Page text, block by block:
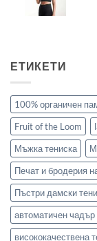
ЕТИКЕТИ
100% органичен
Fruit of the Loom
Мъжка тениска
Печат и бродерия
Пъстри дамски
автоматичен чадър
висококачествена